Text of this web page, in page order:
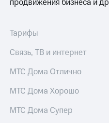
продвижения бизнеса и
Тарифы
Связь, ТВ и интернет
МТС Дома Отлично
МТС Дома Хорошо
МТС Дома Супер